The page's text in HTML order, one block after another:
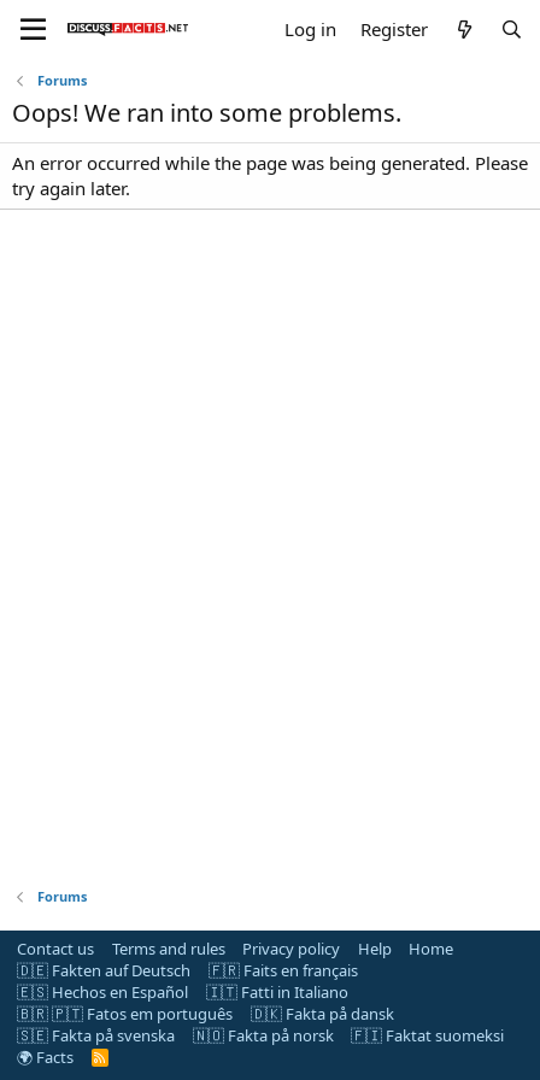
Log in Register
Forums
Oops! We ran into some problems.
An error occurred while the page was being generated. Please
try again later.
Forums
Contact us Terms and rules Privacy policy Help
Home
🇩🇪 Fakten auf Deutsch
🇫🇷 Faits en français
🇪🇸 Hechos en Español
🇮🇹 Fatti in Italiano
🇧🇷 🇵🇹 Fatos em português
🇩🇰 Fakta på dansk
🇸🇪 Fakta på svenska
🇳🇴 Fakta på norsk
🇫🇮 Faktat suomeksi
🌍 Facts
R